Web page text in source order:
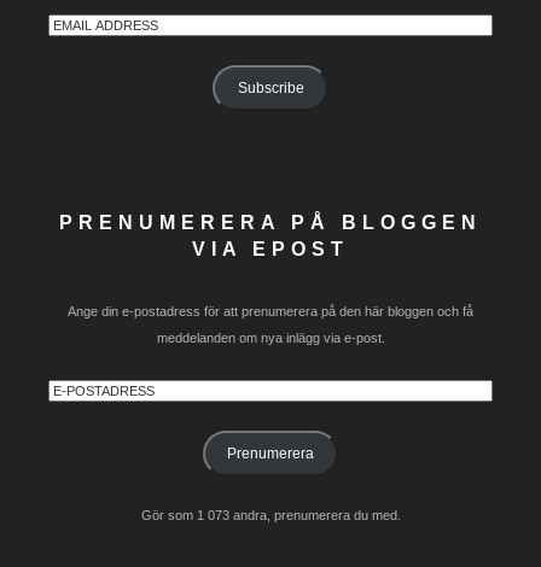
Email
Subscribe
PRENUMERERA PÅ BLOGGEN
VIA EPOST
Ange din e-postadress för att prenumerera på den här bloggen och få
meddelanden om nya inlägg via e-post.
E-
Prenumerera
Gör som 1 073 andra, prenumerera du med.